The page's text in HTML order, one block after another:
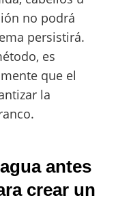
no podrá
persistirá.
es
que el
la
antes
crear un